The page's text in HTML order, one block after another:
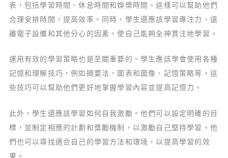
表，包括學習時間、休息時間和娛樂時間。這樣可以幫助他們
合理安排時間，提高效率。同時，學生還應該學習專注力，遠
離電子設備和其他分心的因素，使自己能夠全神貫注地學習。
運用有效的學習策略也是至關重要的。學生應該學會使用各種
記憶和理解技巧，例如摘要法、圖表和圖像、記憶策略等。這
些技巧可以幫助他們更好地掌握學習內容並提高記憶力。
此外，學生還應該學習如何自我激勵。他們可以設定明確的目
標，並制定相應的計劃和獎勵機制，以激勵自己堅持學習。他
們也可以尋找適合自己的學習方法和環境，以提高學習的效
果。